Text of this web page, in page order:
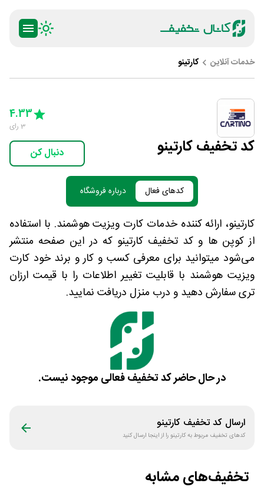
خدمات آنلاین کارتینو
کد تخفیف کارتینو
3 Stars
4 Stars
5 Stars
4.33
3 رای
دنبال کن
کدهای فعال درباره فروشگاه
کارتینو، ارائه کننده خدمات کارت ویزیت هوشمند. با استفاده
از کوپن ها و کد تخفیف کارتینو که در این صفحه منتشر
می‌شود میتوانید برای معرفی کسب و کار و برند خود کارت
ویزیت هوشمند با قابلیت تغییر اطلاعات را با قیمت ارزان
تری سفارش دهید و درب منزل دریافت نمایید.
در حال حاضر کد تخفیف فعالی موجود نیست.
ارسال کد تخفیف کارتینو
کدهای تخفیف مربوط بهکارتینورا از اینجا ارسال کنید
تخفیف‌های مشابه